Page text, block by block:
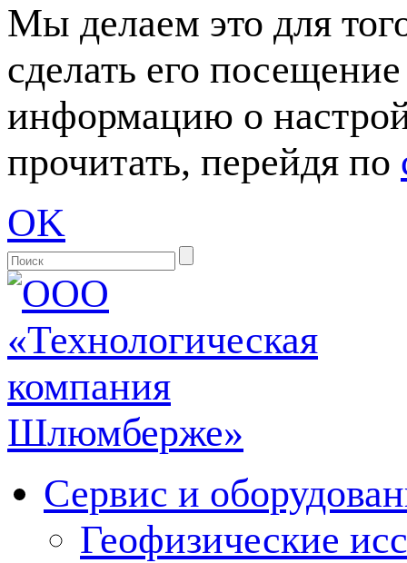
Мы делаем это для
сделать его
информацию о
прочитать, перейдя по
OK
Сервис и
Геофизические